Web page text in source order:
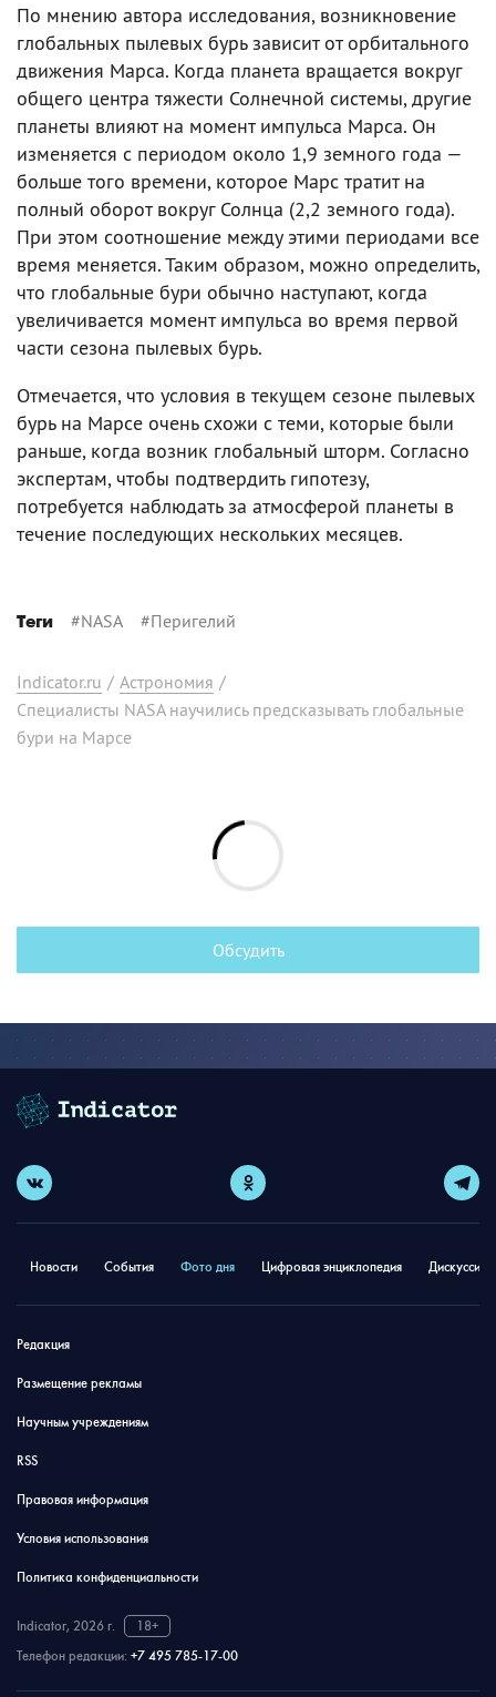
По мнению автора исследования, возникновение
глобальных пылевых бурь зависит от орбитального
движения Марса. Когда планета вращается вокруг
общего центра тяжести Солнечной системы, другие
планеты влияют на момент импульса Марса. Он
изменяется с периодом около 1,9 земного года —
больше того времени, которое Марс тратит на
полный оборот вокруг Солнца (2,2 земного года).
При этом соотношение между этими периодами все
время меняется. Таким образом, можно определить,
что глобальные бури обычно наступают, когда
увеличивается момент импульса во время первой
части сезона пылевых бурь.
Отмечается, что условия в текущем сезоне пылевых
бурь на Марсе очень схожи с теми, которые были
раньше, когда возник глобальный шторм. Согласно
экспертам, чтобы подтвердить гипотезу,
потребуется наблюдать за атмосферой планеты в
течение последующих нескольких месяцев.
Теги #NASA #Перигелий
Indicator.ru / Астрономия /
Специалисты NASA научились предсказывать глобальные
бури на Марсе
Обсудить
Новости События Фото дня Цифровая энциклопедия
Редакция
Размещение рекламы
Научным учреждениям
RSS
Правовая информация
Условия использования
Политика конфиденциальности
Indicator, 2026 г.
18+
Телефон редакции: +7 495 785-17-00